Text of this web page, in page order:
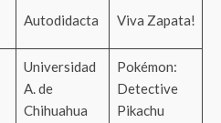
Autodidacta Viva Zapata!
Universidad
A. de
Chihuahua
Pokémon:
Detective
Pikachu